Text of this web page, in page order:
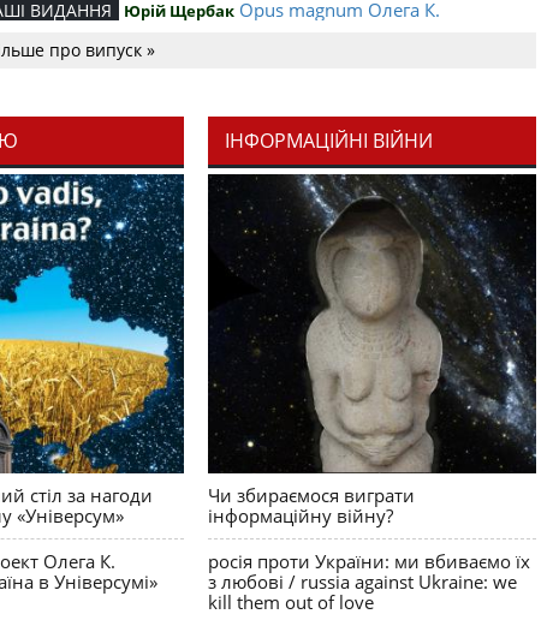
ВИДАННЯ Юрій Щербак Opus magnum Олега К.
РЕДАКЦІЙНЕ Олег К. Романчук Журавель і синиця як
української політстратегії й тактики
про випуск »
стіл за нагоди
«Універсум»
Олега К.
в Універсумі»
ІНФОРМАЦІЙНІ ВІЙНИ
Чи збираємося виграти
інформаційну війну?
росія проти України: ми вбиваємо їх
з любові / russia against Ukraine: we
kill them out of love